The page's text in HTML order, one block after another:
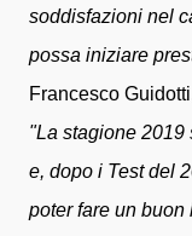
soddisfazioni nel
possa iniziare
Francesco
"La stagione 2019
e, dopo i Test del
poter fare un